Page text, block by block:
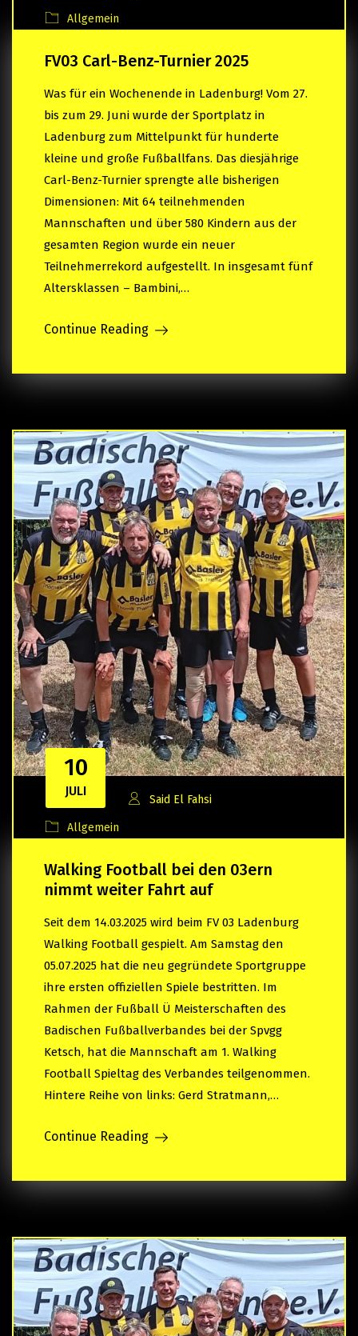
Allgemein
FV03 Carl-Benz-Turnier 2025
Was für ein Wochenende in Ladenburg! Vom 27.
bis zum 29. Juni wurde der Sportplatz in
Ladenburg zum Mittelpunkt für hunderte
kleine und große Fußballfans. Das diesjährige
Carl-Benz-Turnier sprengte alle bisherigen
Dimensionen: Mit 64 teilnehmenden
Mannschaften und über 580 Kindern aus der
gesamten Region wurde ein neuer
Teilnehmerrekord aufgestellt. In insgesamt fünf
Altersklassen – Bambini,…
Continue Reading
10
JULI
Said El Fahsi
Allgemein
Walking Football bei den 03ern
nimmt weiter Fahrt auf
Seit dem 14.03.2025 wird beim FV 03 Ladenburg
Walking Football gespielt. Am Samstag den
05.07.2025 hat die neu gegründete Sportgruppe
ihre ersten offiziellen Spiele bestritten. Im
Rahmen der Fußball Ü Meisterschaften des
Badischen Fußballverbandes bei der Spvgg
Ketsch, hat die Mannschaft am 1. Walking
Football Spieltag des Verbandes teilgenommen.
Hintere Reihe von links: Gerd Stratmann,…
Continue Reading